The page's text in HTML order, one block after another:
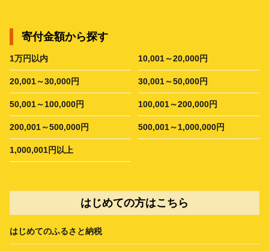
寄付金額から探す
1万円以内 10,001～20,000円
20,001～30,000円 30,001～50,000円
50,001～100,000円 100,001～200,000円
200,001～500,000円 500,001～1,000,000円
1,000,001円以上
はじめての方はこちら
はじめてのふるさと納税